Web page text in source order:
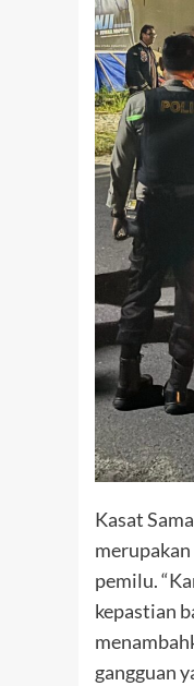
Kasat
pemilu.
kepastian
gangguan